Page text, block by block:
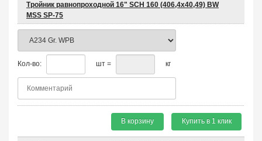
Тройник равнопроходной 16" SCH 160 (406,4х40,49) BW
MSS SP-75
Кол-во: шт = кг
В корзину Купить в 1 клик